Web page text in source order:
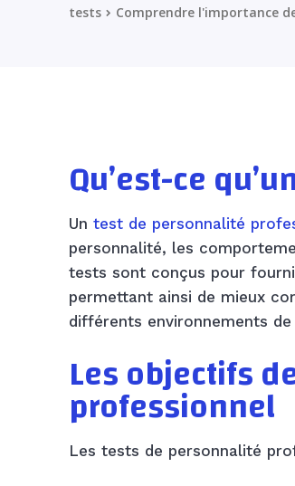
tests Comprendre l'importance
Qu’est-ce
Un test de personnalité
personnalité, les
tests sont conçus pour
permettant ainsi de mieux
différents environnements
Les objectifs
professionnel
Les tests de personnalité